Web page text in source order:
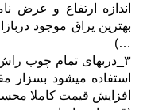
اندازه ارتفاع و عرض
بهترین یراق موجود
…)
۳_دربهای تمام چوب
استفاده میشود بسزار
افزایش قیمت کاملا